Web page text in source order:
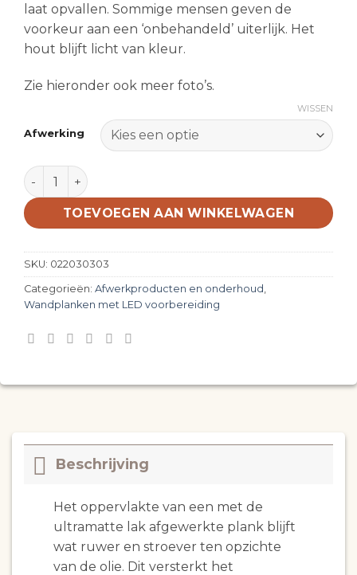
laat opvallen. Sommige mensen geven de
voorkeur aan een ‘onbehandeld’ uiterlijk. Het
hout blijft licht van kleur.
Zie hieronder ook meer foto’s.
Afwerking
WISSEN
Lak of olie afwerking aantal
TOEVOEGEN AAN WINKELWAGEN
SKU: 022030303
Categorieën: Afwerkproducten en onderhoud ,
Wandplanken met LED voorbereiding
Beschrijving
Het oppervlakte van een met de
ultramatte lak afgewerkte plank blijft
wat ruwer en stroever ten opzichte
van de olie. Dit versterkt het